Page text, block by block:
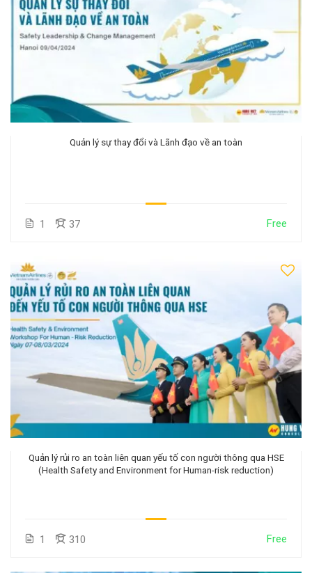
Quản lý sự thay đổi và Lãnh đạo về an toàn
1 37 Free
Quản lý rủi ro an toàn liên quan yếu tố con người thông qua HSE
(Health Safety and Environment for Human-risk reduction)
1 310 Free